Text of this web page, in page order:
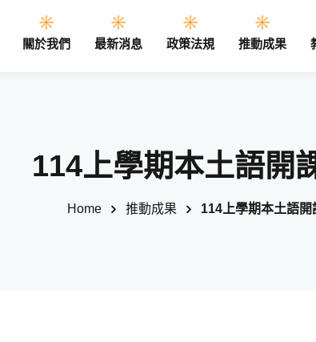
關於我們 最新消息 政策法規 推動成果
114上學期本土語開
Home 推動成果 114上學期本土語開
Sign in